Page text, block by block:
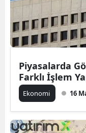
Piyasalarda
Farklı İşlem
Ekonomi 16